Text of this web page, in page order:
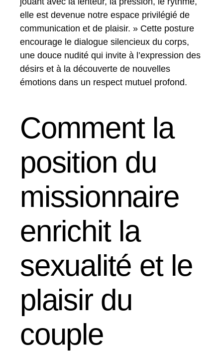
elle est devenue notre espace privilégié de
communication et de plaisir. » Cette posture
encourage le dialogue silencieux du corps,
une douce nudité qui invite à l’expression des
désirs et à la découverte de nouvelles
émotions dans un respect mutuel profond.
Comment la
position du
missionnaire
enrichit la
sexualité et le
plaisir du
couple